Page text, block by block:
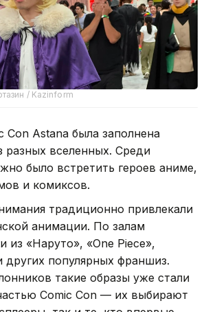
/ Kazinform
Con Astana была заполнена
разных вселенных. Среди
было встретить героев аниме,
и комиксов.
традиционно привлекали
анимации. По залам
из «Наруто», «One Piece»,
других популярных франшиз.
такие образы уже стали
Comic Con — их выбирают